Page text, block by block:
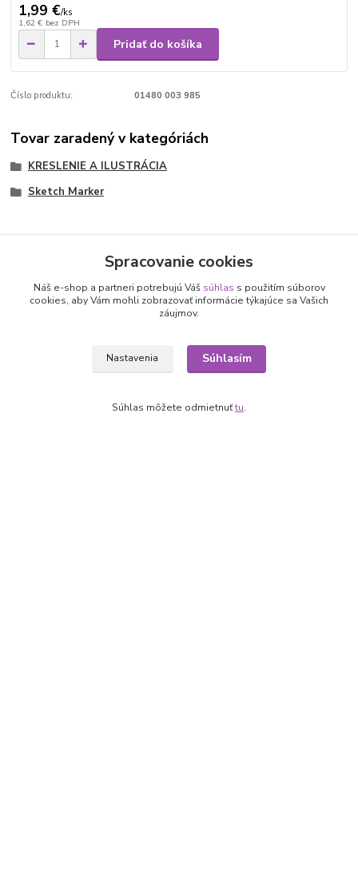
1,99 €/ks
1,62 € bez DPH
Pridať do košíka
Číslo produktu: 01480 003 985
Tovar zaradený v kategóriách
KRESLENIE A ILUSTRÁCIA
Sketch Marker
Nepremeškajte novinky, akcie a
zľavy!
Prihlásiť sa
spracovaním osobných údajov
Spracovanie cookies
Náš e-shop a partneri potrebujú Váš súhlas s použitím súborov
cookies, aby Vám mohli zobrazovať informácie týkajúce sa Vašich
záujmov.
Nastavenia Súhlasím
Súhlas môžete odmietnuťtu.